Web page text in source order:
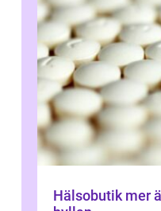
Hälsobutik mer än bara kosttillskott på